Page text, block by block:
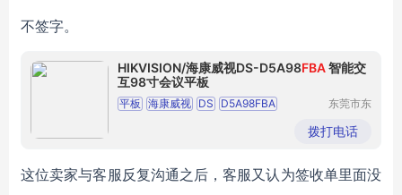
不签字。
HIKVISION/海康威视DS-D5A98FBA智能交
互98寸会议平板
平板 海康威视 DS
D5A98FBA
东莞市东
子配件店
拨打电话
这位卖家与客服反复沟通之后，客服又认为签收单里面没